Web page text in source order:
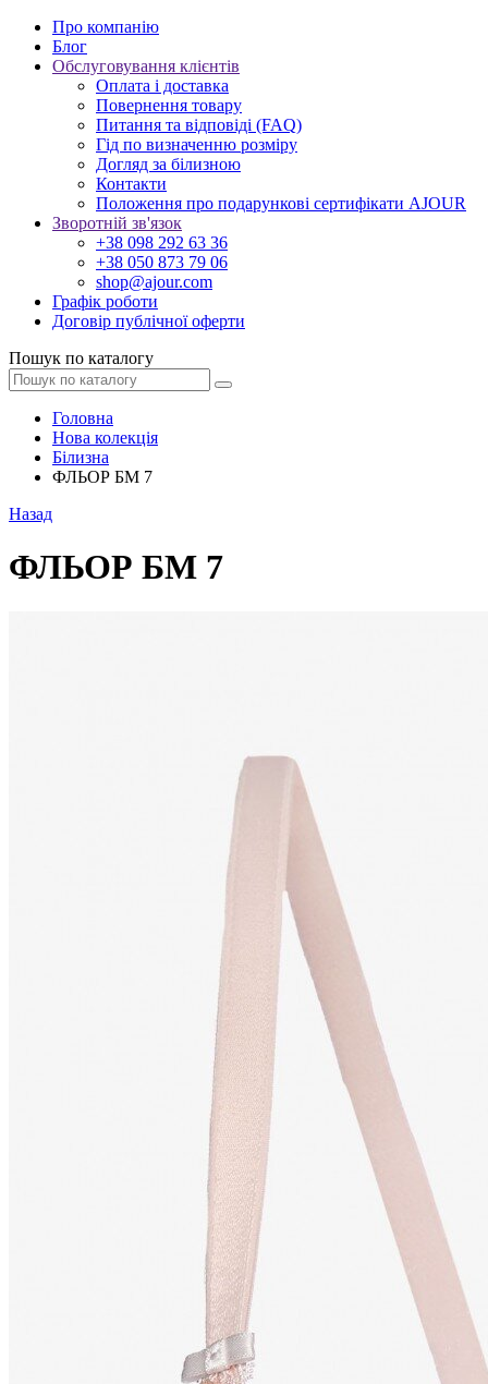
Про компанію
Блог
Обслуговування клієнтів
Оплата і доставка
Повернення товару
Питання та відповіді (FAQ)
Гід по визначенню розміру
Догляд за білизною
Контакти
Положення про подарункові сертифікати AJOUR
Зворотній зв'язок
+38 098 292 63 36
+38 050 873 79 06
shop@ajour.com
Графік роботи
Договір публічної оферти
Пошук по каталогу
Головна
Нова колекція
Білизна
ФЛЬОР БМ 7
Назад
ФЛЬОР БМ 7